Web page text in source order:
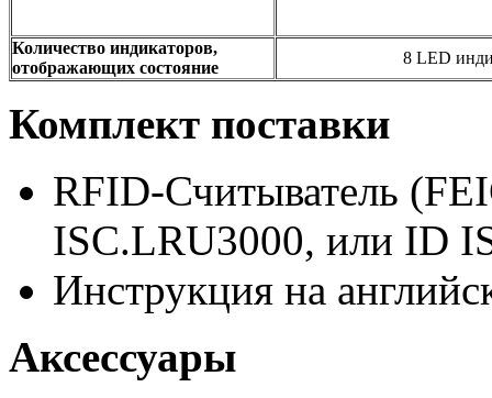
Количество индикаторов,
отображающих состояние
8 LED
Комплект поставки
RFID-Считыватель
ISC.LRU3000, или ID
Инструкция на
Аксессуары